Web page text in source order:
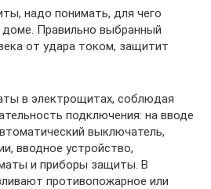
надо понимать, для чего
Правильно выбранный
от удара током, защитит
в электрощитах, соблюдая
подключения: на вводе
выключатель,
вводное устройство,
и приборы защиты. В
противопожарное или